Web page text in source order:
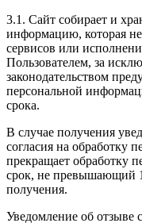
3.1. Сайт собирает и
информацию, которая
сервисов или
Пользователем, за
законодательством
персональной
срока.
В случае получения
согласия на обработку
прекращает обработку
срок, не превышающий
получения.
Уведомление об отзыве